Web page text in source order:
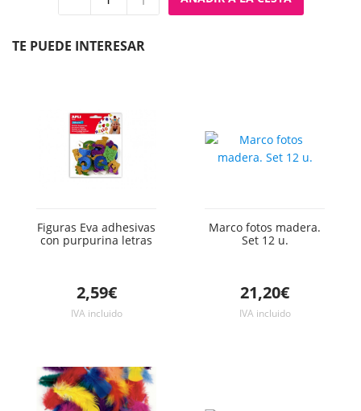
TE PUEDE INTERESAR
Figuras Eva adhesivas
con purpurina letras
2,59€
IVA incluido
Marco fotos madera.
Set 12 u.
21,20€
IVA incluido